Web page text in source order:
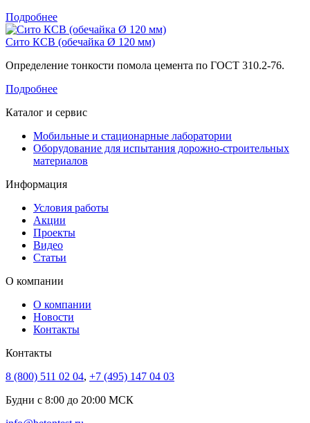
Подробнее
Сито КСВ (обечайка Ø 120 мм)
Определение тонкости помола цемента по ГОСТ 310.2-76.
Подробнее
Каталог и сервис
Мобильные и стационарные лаборатории
Оборудование для испытания дорожно-строительных
материалов
Информация
Условия работы
Акции
Проекты
Видео
Статьи
О компании
О компании
Новости
Контакты
Контакты
8 (800) 511 02 04, +7 (495) 147 04 03
Будни с 8:00 до 20:00 МСК